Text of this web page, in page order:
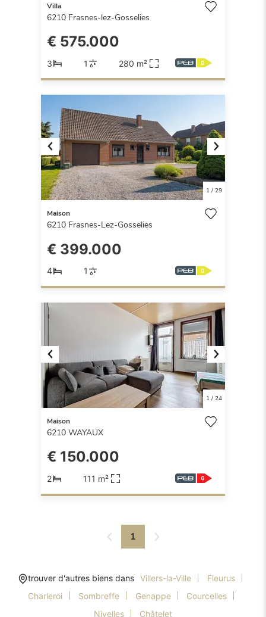
Villa
6210 Frasnes-lez-Gosselies
€ 575.000
3 1 280 m²
Previous Next
1/ 29
Maison
6210 Frasnes-Lez-Gosselies
€ 399.000
4 1
Previous Next
1/ 24
Maison
6210 WAYAUX
€ 150.000
2 111 m²
1
trouver d'autres biens dans Villers-la-Ville
Fleurus
Charleroi
Sombreffe Genappe
Courcelles
Nivelles
Châtelet